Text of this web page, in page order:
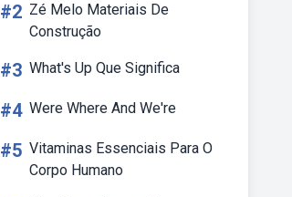
#2 Zé Melo Materiais De
Construção
#3 What's Up Que Significa
#4 Were Where And We're
#5 Vitaminas Essenciais Para O
Corpo Humano